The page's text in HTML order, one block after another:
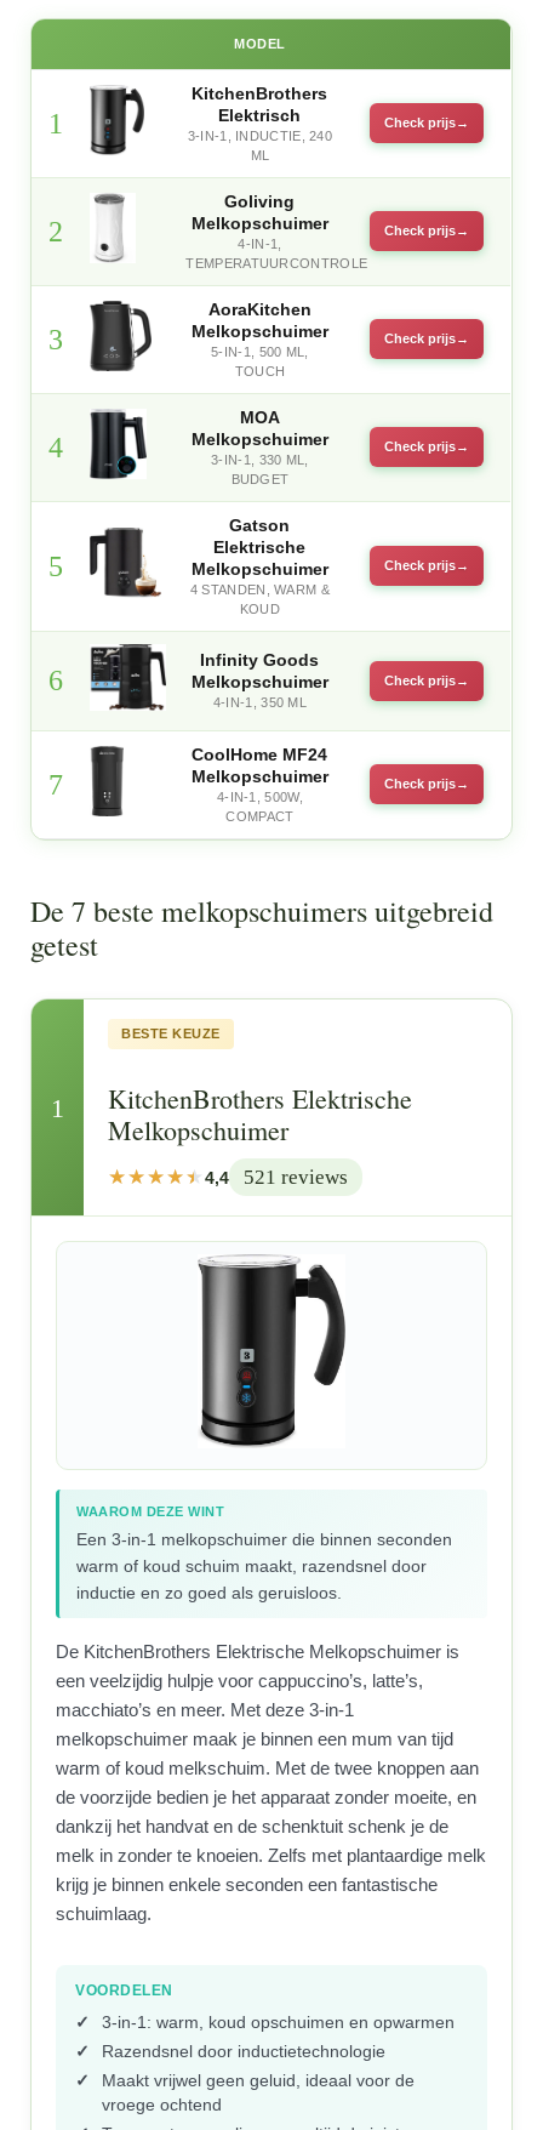
MODEL
1
KitchenBrothers
Elektrisch
3-IN-1, INDUCTIE, 240
ML
Check prijs
2
Goliving
Melkopschuimer
4-IN-1,
TEMPERATUURCONTROLE
Check prijs
3
AoraKitchen
Melkopschuimer
5-IN-1, 500 ML,
TOUCH
Check prijs
4
MOA
Melkopschuimer
3-IN-1, 330 ML,
BUDGET
Check prijs
5
Gatson
Elektrische
Melkopschuimer
4 STANDEN, WARM &
KOUD
Check prijs
6
Infinity Goods
Melkopschuimer
4-IN-1, 350 ML
Check prijs
7
CoolHome MF24
Melkopschuimer
4-IN-1, 500W,
COMPACT
Check prijs
De 7 beste melkopschuimers uitgebreid
getest
1
BESTE KEUZE
KitchenBrothers Elektrische
Melkopschuimer
4,4 521 reviews
WAAROM DEZE WINT
Een 3-in-1 melkopschuimer die binnen seconden
warm of koud schuim maakt, razendsnel door
inductie en zo goed als geruisloos.
De KitchenBrothers Elektrische Melkopschuimer is
een veelzijdig hulpje voor cappuccino’s, latte’s,
macchiato’s en meer. Met deze 3-in-1
melkopschuimer maak je binnen een mum van tijd
warm of koud melkschuim. Met de twee knoppen aan
de voorzijde bedien je het apparaat zonder moeite, en
dankzij het handvat en de schenktuit schenk je de
melk in zonder te knoeien. Zelfs met plantaardige melk
krijg je binnen enkele seconden een fantastische
schuimlaag.
VOORDELEN
3-in-1: warm, koud opschuimen en opwarmen
Razendsnel door inductietechnologie
Maakt vrijwel geen geluid, ideaal voor de
vroege ochtend